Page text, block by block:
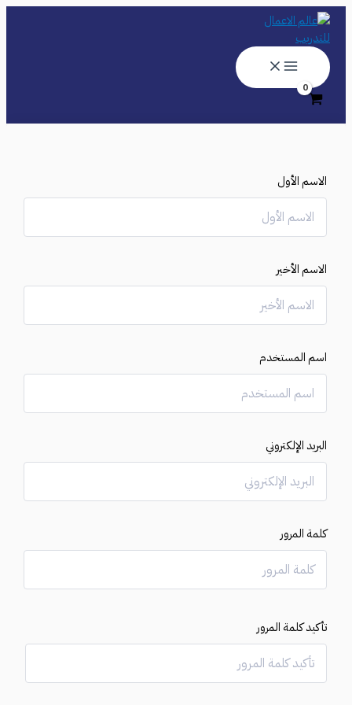
تخطي
المحتوى
الاسم الأول
الاسم الأخير
اسم المستخدم
البريد الإلكتروني
كلمة المرور
تأكيد كلمة المرور